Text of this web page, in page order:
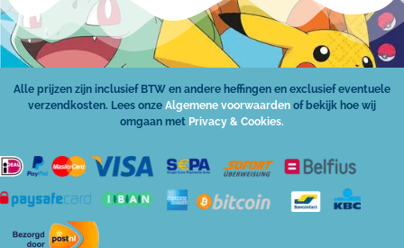
Alle prijzen zijn inclusief BTW en andere heffingen en exclusief eventuele
verzendkosten. Lees onze Algemene voorwaarden of bekijk hoe wij
omgaan met Privacy & Cookies.